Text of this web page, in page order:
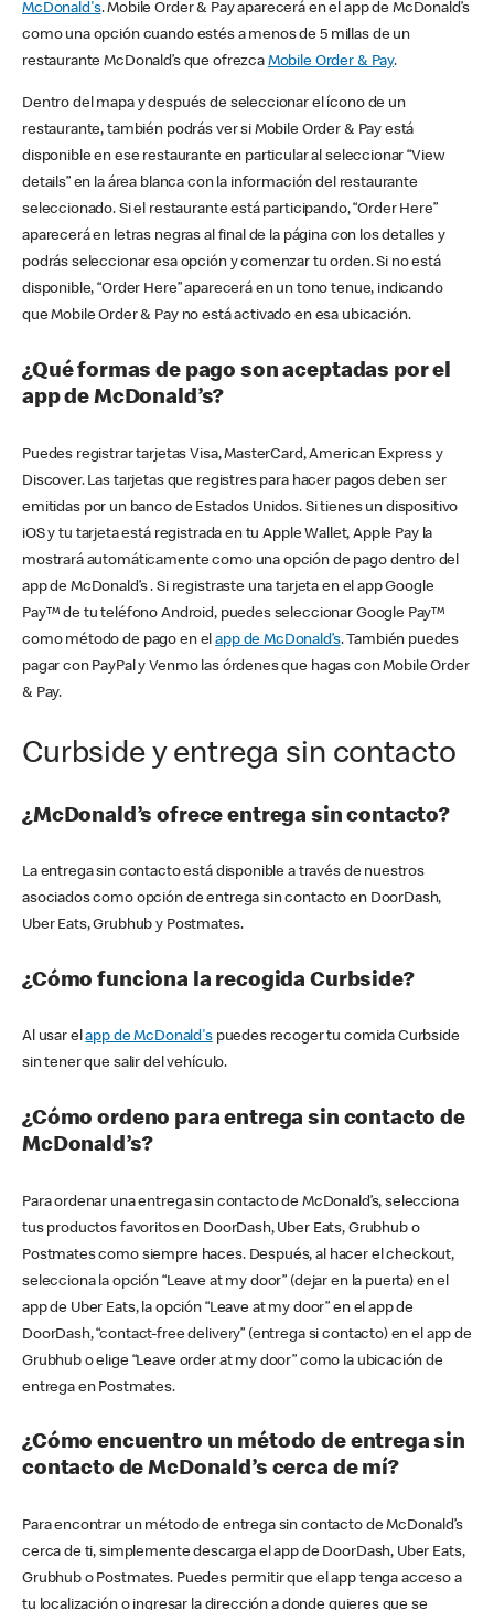
McDonald's. Mobile Order & Pay aparecerá en el app de McDonald’s
como una opción cuando estés a menos de 5 millas de un
restaurante McDonald’s que ofrezca Mobile Order & Pay.
Dentro del mapa y después de seleccionar el ícono de un
restaurante, también podrás ver si Mobile Order & Pay está
disponible en ese restaurante en particular al seleccionar “View
details” en la área blanca con la información del restaurante
seleccionado. Si el restaurante está participando, “Order Here”
aparecerá en letras negras al final de la página con los detalles y
podrás seleccionar esa opción y comenzar tu orden. Si no está
disponible, “Order Here” aparecerá en un tono tenue, indicando
que Mobile Order & Pay no está activado en esa ubicación.
¿Qué formas de pago son aceptadas por el
app de McDonald’s?
Puedes registrar tarjetas Visa, MasterCard, American Express y
Discover. Las tarjetas que registres para hacer pagos deben ser
emitidas por un banco de Estados Unidos. Si tienes un dispositivo
iOS y tu tarjeta está registrada en tu Apple Wallet, Apple Pay la
mostrará automáticamente como una opción de pago dentro del
app de McDonald’s . Si registraste una tarjeta en el app Google
Pay™ de tu teléfono Android, puedes seleccionar Google Pay™
como método de pago en elapp de McDonald’s. También puedes
pagar con PayPal y Venmo las órdenes que hagas con Mobile Order
& Pay.
Curbside y entrega sin contacto
¿McDonald’s ofrece entrega sin contacto?
La entrega sin contacto está disponible a través de nuestros
asociados como opción de entrega sin contacto en DoorDash,
Uber Eats, Grubhub y Postmates.
¿Cómo funciona la recogida Curbside?
Al usar elapp de McDonald'spuedes recoger tu comida Curbside
sin tener que salir del vehículo.
¿Cómo ordeno para entrega sin contacto de
McDonald’s?
Para ordenar una entrega sin contacto de McDonald’s, selecciona
tus productos favoritos en DoorDash, Uber Eats, Grubhub o
Postmates como siempre haces. Después, al hacer el checkout,
selecciona la opción “Leave at my door” (dejar en la puerta) en el
app de Uber Eats, la opción “Leave at my door” en el app de
DoorDash, “contact-free delivery” (entrega si contacto) en el app de
Grubhub o elige “Leave order at my door” como la ubicación de
entrega en Postmates.
¿Cómo encuentro un método de entrega sin
contacto de McDonald’s cerca de mí?
Para encontrar un método de entrega sin contacto de McDonald’s
cerca de ti, simplemente descarga el app de DoorDash, Uber Eats,
Grubhub o Postmates. Puedes permitir que el app tenga acceso a
tu localización o ingresar la dirección a donde quieres que se